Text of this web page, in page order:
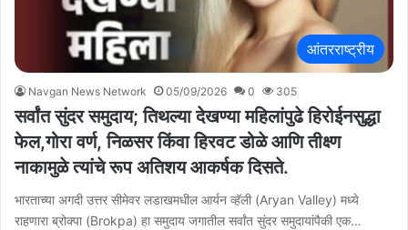
आंतरराष्ट्रीय
Navgan News Network 05/09/2026 0 305
सर्वांत सुंदर समुदाय; तिथल्या देखण्या महिलांपुढे हिरोईनसुद्धा
फेल,गोरा वर्ण, निळसर किंवा हिरवट डोळे आणि तीक्ष्ण
नाकामुळे त्यांचे रूप अतिशय आकर्षक दिसते.
भारताच्या अगदी उत्तर सीमेवर लडाखमधील आर्यन व्हॅली (Aryan Valley) मध्ये
राहणारा ब्रोक्पा (Brokpa) हा समुदाय जगातील सर्वांत सुंदर समुदायांपैकी एक…